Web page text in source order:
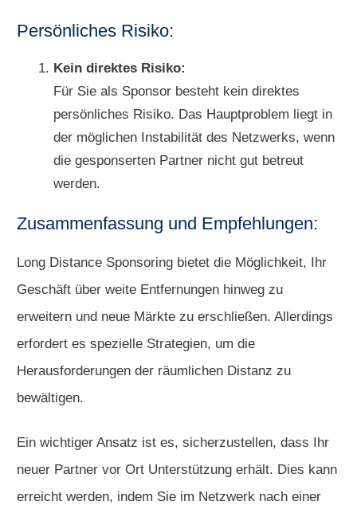
Persönliches Risiko:
Kein direktes Risiko:
Für Sie als Sponsor besteht kein direktes
persönliches Risiko. Das Hauptproblem liegt in
der möglichen Instabilität des Netzwerks, wenn
die gesponserten Partner nicht gut betreut
werden.
Zusammenfassung und Empfehlungen:
Long Distance Sponsoring bietet die Möglichkeit, Ihr
Geschäft über weite Entfernungen hinweg zu
erweitern und neue Märkte zu erschließen. Allerdings
erfordert es spezielle Strategien, um die
Herausforderungen der räumlichen Distanz zu
bewältigen.
Ein wichtiger Ansatz ist es, sicherzustellen, dass Ihr
neuer Partner vor Ort Unterstützung erhält. Dies kann
erreicht werden, indem Sie im Netzwerk nach einer